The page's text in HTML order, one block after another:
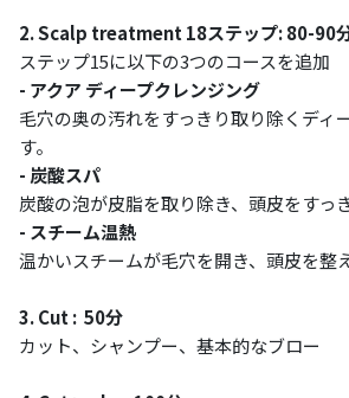
2. Scalp treatment 18ステップ: 80-90
ステップ15に以下の3つのコースを追加
- アクア ディープクレンジング
毛穴の奥の汚れをすっきり取り除くディ
す。
- 炭酸スパ
炭酸の泡が皮脂を取り除き、頭皮をすっ
- スチーム温熱
温かいスチームが毛穴を開き、頭皮を整
3. Cut : 50分
カット、シャンプー、基本的なブロー